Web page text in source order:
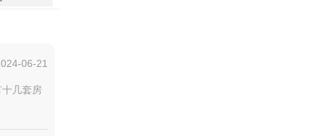
06-21
几套房